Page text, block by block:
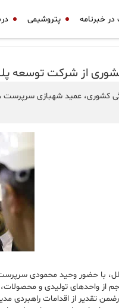
خبرنامه پتروشیمی
از شرکت توسعه
عمید شهبازی سرپرست
با حضور وحید محمودی
از واحدهای تولیدی و
از اقدامات راهبردی